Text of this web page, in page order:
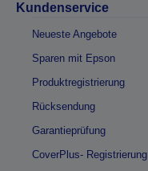
Kundenservice
Neueste Angebote
Sparen mit Epson
Produktregistrierung
Rücksendung
Garantieprüfung
CoverPlus- Registrierung